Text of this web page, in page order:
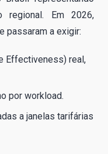
regional. Em 2026,
passaram a exigir:
Effectiveness) real,
por workload.
a janelas tarifárias